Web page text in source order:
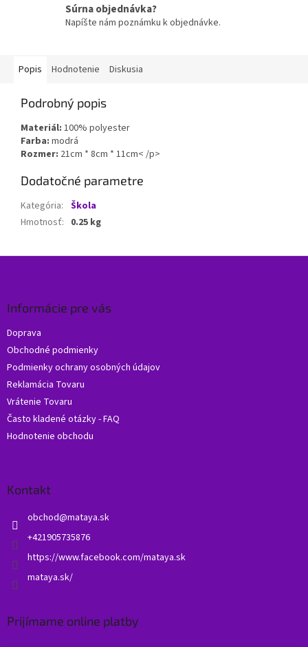
Súrna objednávka?
Napíšte nám poznámku k objednávke.
Popis Hodnotenie Diskusia
Podrobný popis
Materiál: 100% polyester
Farba: modrá
Rozmer: 21cm * 8cm * 11cm< /p>
Dodatočné parametre
Kategória: Škola
Hmotnosť: 0.25 kg
Informácie pre vás
Doprava
Obchodné podmienky
Podmienky ochrany osobných údajov
Reklamácia Tovaru
Vrátenie Tovaru
Často kladené otázky - FAQ
Hodnotenie obchodu
Kontakt
obchod@mataya.sk
+421905735876
https://www.facebook.com/mataya.sk
mataya.sk/
Prijímame online platby